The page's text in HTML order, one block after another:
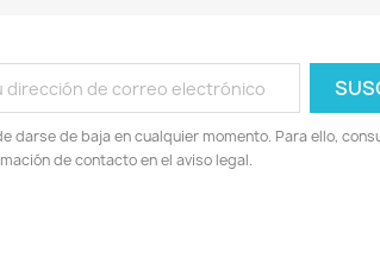
darse de baja en cualquier momento. Para ello,
de contacto en el aviso legal.